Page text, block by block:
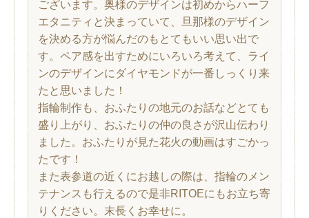
ございます。奥様のデザインは初めからハーフ
エタニティと決まっていて、旦那様のデザイン
を決める方が悩んだのもとてもいい思い出で
す。ペア感を出すためにいろいろ考えて、ライ
ンのデザインにダイヤモンドが一番しっくり来
たと思いました！
指輪制作も、おふたりの地元のお話などとても
盛り上がり、おふたりの仲の良さが沢山伝わり
ました。おふたりが見た花火の動画はすごかっ
たです！
また表参道の近くにお越しの際は、指輪のメン
テナンスも行えるので是非RITOEにもお立ち寄
りください。末長くお幸せに。